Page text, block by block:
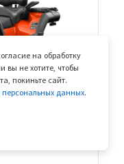
на обработку
вы не хотите, чтобы
покиньте сайт.
персональных данных.